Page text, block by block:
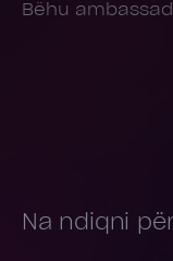
Bëhu
Na ndiqni